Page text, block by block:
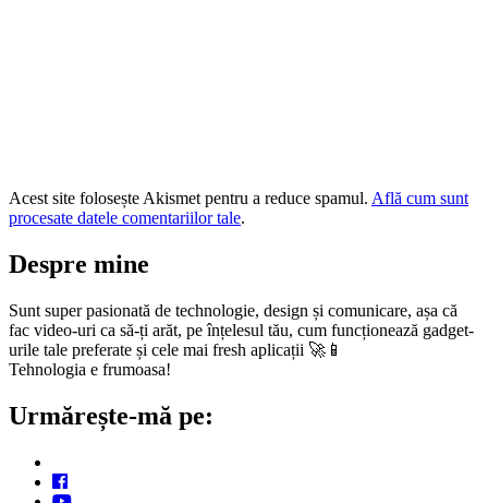
Acest site folosește Akismet pentru a reduce spamul. Află cum sunt
procesate datele comentariilor tale.
Despre mine
Sunt super pasionată de technologie, design și comunicare, așa că
fac video-uri ca să-ți arăt, pe înțelesul tău, cum funcționează gadget-
urile tale preferate și cele mai fresh aplicații 🚀📱
Tehnologia e frumoasa!
Urmărește-mă pe: